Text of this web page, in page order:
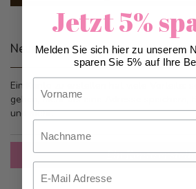
Neue Kunden
Ein Konto zu erstellen hat viele Vorteile:
gehen, mehr als eine Adresse speichern,
und mehr.
Ein Konto
Jetzt 5%
Melden Sie sich hier zu unserem
sparen Sie 5% auf Ihre
Nachname
Email